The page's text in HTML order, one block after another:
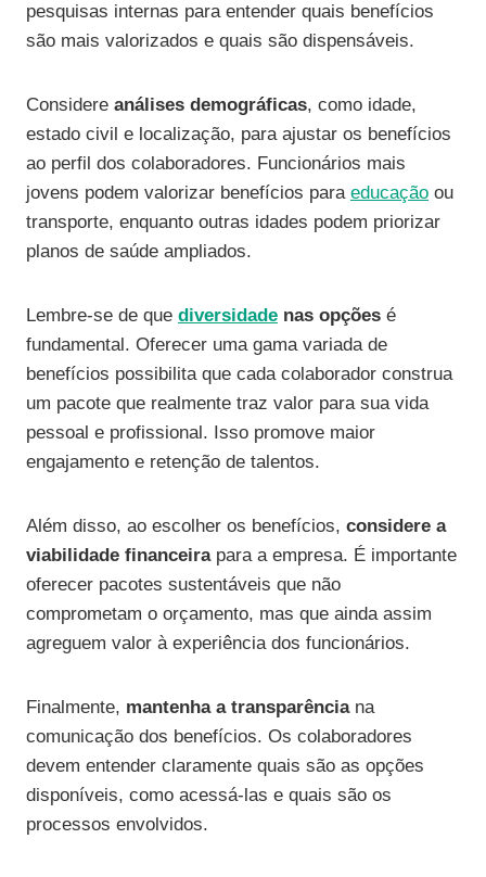
pesquisas internas para entender quais benefícios
são mais valorizados e quais são dispensáveis.
Considere análises demográficas, como idade,
estado civil e localização, para ajustar os benefícios
ao perfil dos colaboradores. Funcionários mais
jovens podem valorizar benefícios para educação ou
transporte, enquanto outras idades podem priorizar
planos de saúde ampliados.
Lembre-se de que diversidade nas opções é
fundamental. Oferecer uma gama variada de
benefícios possibilita que cada colaborador construa
um pacote que realmente traz valor para sua vida
pessoal e profissional. Isso promove maior
engajamento e retenção de talentos.
Além disso, ao escolher os benefícios, considere a
viabilidade financeirapara a empresa. É importante
oferecer pacotes sustentáveis que não
comprometam o orçamento, mas que ainda assim
agreguem valor à experiência dos funcionários.
Finalmente, mantenha a transparênciana
comunicação dos benefícios. Os colaboradores
devem entender claramente quais são as opções
disponíveis, como acessá-las e quais são os
processos envolvidos.